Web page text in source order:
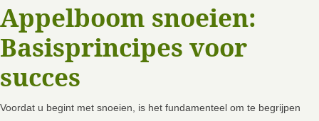
Appelboom snoeien:
Basisprincipes voor
succes
Voordat u begint met snoeien, is het fundamenteel om te begrijpen